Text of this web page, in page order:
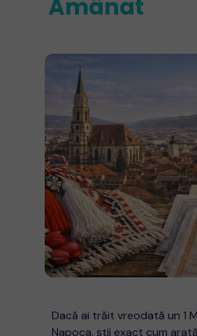
Amânat
Dacă ai trăit vreodată un 1
Napoca, știi exact cum